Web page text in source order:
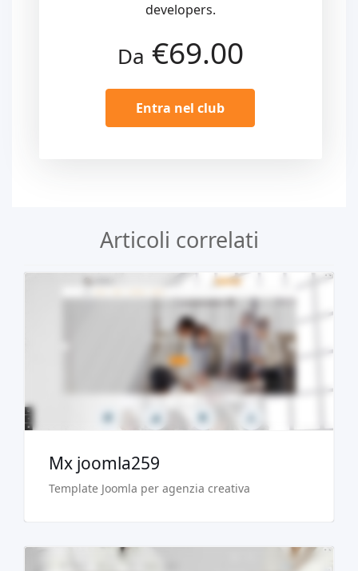
developers.
Da €69.00
Entra nel club
Articoli correlati
Demo dal vivo
Acquista €29.90
Mx joomla259
Template Joomla per agenzia creativa